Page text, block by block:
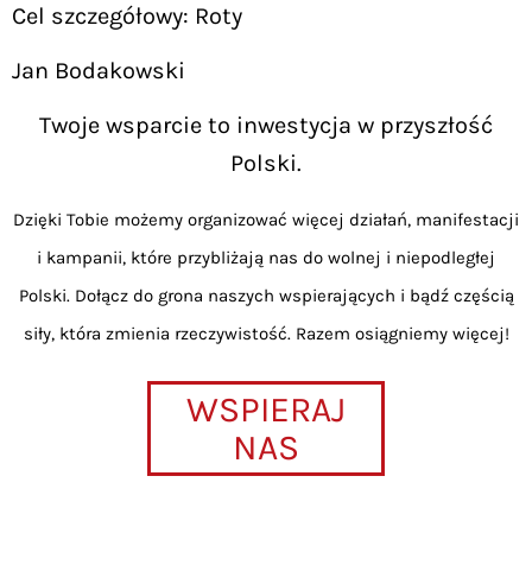
Cel szczegółowy: Roty
Jan Bodakowski
Twoje wsparcie to inwestycja w przyszłość
Polski.
Dzięki Tobie możemy organizować więcej działań, manifestacji
i kampanii, które przybliżają nas do wolnej i niepodległej
Polski. Dołącz do grona naszych wspierających i bądź częścią
siły, która zmienia rzeczywistość. Razem osiągniemy więcej!
WSPIERAJ
NAS